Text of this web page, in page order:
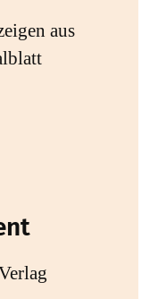
aus